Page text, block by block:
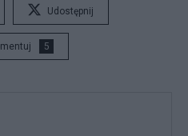
Udostępnij
5